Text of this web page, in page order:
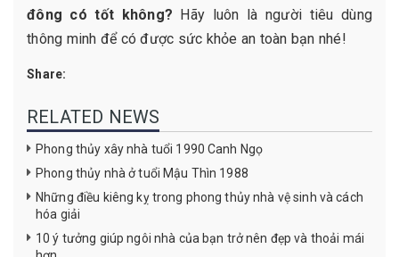
đông có tốt không? Hãy luôn là người tiêu dùng
thông minh để có được sức khỏe an toàn bạn nhé!
Share:
RELATED NEWS
Phong thủy xây nhà tuổi 1990 Canh Ngọ
Phong thủy nhà ở tuổi Mậu Thìn 1988
Những điều kiêng kỵ trong phong thủy nhà vệ sinh và cách
hóa giải
10 ý tưởng giúp ngôi nhà của bạn trở nên đẹp và thoải mái